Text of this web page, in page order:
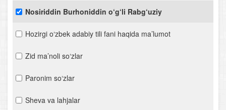
Nosiriddin Burhoniddin o‘g‘li Rabg‘uziy
Hozirgi o‘zbek adabiy tili fani haqida ma’lumot
Zid ma’noli so‘zlar
Paronim so‘zlar
Sheva va lahjalar